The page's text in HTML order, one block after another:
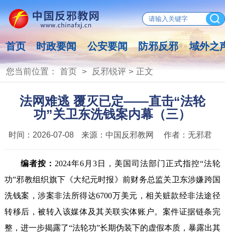
首页 时政要闻 公安要闻 防邪反邪 域外之
您当前位置： 首页> 反邪锐评> 正文
法网难逃 覆灭已定——直击“法轮
功”关卫东洗钱案内幕（三）
时间： 2026-07-08 来源： 中国反邪教网 作者： 无邪君
编者按： 2024年6月3日，美国司法部门正式指控“法轮
功”邪教组织旗下《大纪元时报》前财务总监关卫东涉嫌跨国
洗钱案，涉案非法所得达6700万美元，相关赃款经非法途径
转移后，被转入该媒体及其关联实体账户。案件证据链条完
整，进一步揭露了“法轮功”长期伪装下的虚假本质，暴露出其